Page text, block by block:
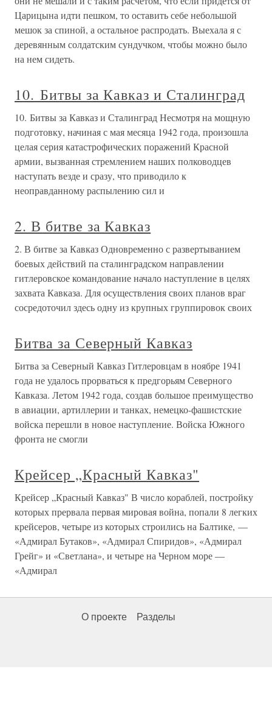
Царицына идти пешком, то оставить себе небольшой
мешок за спиной, а остальное распродать. Выехала я с
деревянным солдатским сундучком, чтобы можно было
на нем сидеть.
10. Битвы за Кавказ и Сталинград
10. Битвы за Кавказ и Сталинград Несмотря на мощную
подготовку, начиная с мая месяца 1942 года, произошла
целая серия катастрофических поражений Красной
армии, вызванная стремлением наших полководцев
наступать везде и сразу, что приводило к
неоправданному распылению сил и
2. В битве за Кавказ
2. В битве за Кавказ Одновременно с развертыванием
боевых действий па сталинградском направлении
гитлеровское командование начало наступление в целях
захвата Кавказа. Для осуществления своих планов враг
сосредоточил здесь одну из крупных группировок своих
Битва за Северный Кавказ
Битва за Северный Кавказ Гитлеровцам в ноябре 1941
года не удалось прорваться к предгорьям Северного
Кавказа. Летом 1942 года, создав большое преимущество
в авиации, артиллерии и танках, немецко-фашистские
войска перешли в новое наступление. Войска Южного
фронта не смогли
Крейсер „Красный Кавказ"
Крейсер „Красный Кавказ" В число кораблей, постройку
которых прервала первая мировая война, попали 8 легких
крейсеров, четыре из которых строились на Балтике, —
«Адмирал Бутаков», «Адмирал Спиридов», «Адмирал
Грейг» и «Светлана», и четыре на Черном море —
«Адмирал
О проекте Разделы